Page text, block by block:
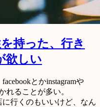
持った、行き
欲しい
とかinstagramや
れることが多い。
行くのもいいけど、なん